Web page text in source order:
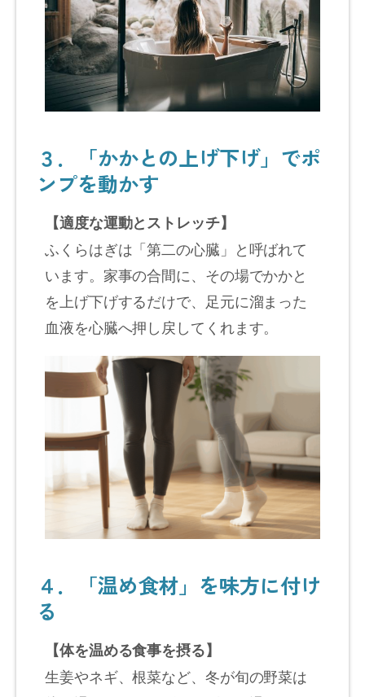
３．「かかとの上げ下げ」でポ
ンプを動かす
【適度な運動とストレッチ】
ふくらはぎは「第二の心臓」と呼ばれて
います。家事の合間に、その場でかかと
を上げ下げするだけで、足元に溜まった
血液を心臓へ押し戻してくれます。
４．「温め食材」を味方に付け
る
【体を温める食事を摂る】
生姜やネギ、根菜など、冬が旬の野菜は